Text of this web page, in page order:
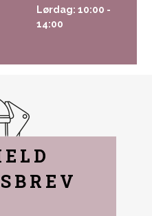
Lørdag: 10:00 -
14:00